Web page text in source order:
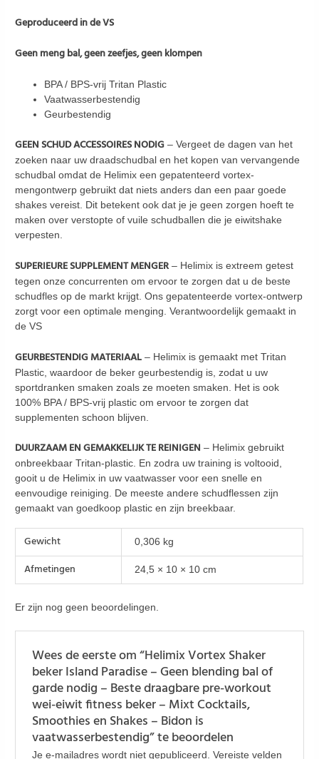
Geproduceerd in de VS
Geen meng bal, geen zeefjes, geen klompen
BPA / BPS-vrij Tritan Plastic
Vaatwasserbestendig
Geurbestendig
GEEN SCHUD ACCESSOIRES NODIG – Vergeet de dagen van het
zoeken naar uw draadschudbal en het kopen van vervangende
schudbal omdat de Helimix een gepatenteerd vortex-
mengontwerp gebruikt dat niets anders dan een paar goede
shakes vereist. Dit betekent ook dat je je geen zorgen hoeft te
maken over verstopte of vuile schudballen die je eiwitshake
verpesten.
SUPERIEURE SUPPLEMENT MENGER – Helimix is extreem getest
tegen onze concurrenten om ervoor te zorgen dat u de beste
schudfles op de markt krijgt. Ons gepatenteerde vortex-ontwerp
zorgt voor een optimale menging. Verantwoordelijk gemaakt in
de VS
GEURBESTENDIG MATERIAAL – Helimix is gemaakt met Tritan
Plastic, waardoor de beker geurbestendig is, zodat u uw
sportdranken smaken zoals ze moeten smaken. Het is ook
100% BPA / BPS-vrij plastic om ervoor te zorgen dat
supplementen schoon blijven.
DUURZAAM EN GEMAKKELIJK TE REINIGEN – Helimix gebruikt
onbreekbaar Tritan-plastic. En zodra uw training is voltooid,
gooit u de Helimix in uw vaatwasser voor een snelle en
eenvoudige reiniging. De meeste andere schudflessen zijn
gemaakt van goedkoop plastic en zijn breekbaar.
Gewicht 0,306 kg
Afmetingen 24,5 × 10 × 10 cm
Er zijn nog geen beoordelingen.
Wees de eerste om “Helimix Vortex Shaker
beker Island Paradise – Geen blending bal of
garde nodig – Beste draagbare pre-workout
wei-eiwit fitness beker – Mixt Cocktails,
Smoothies en Shakes – Bidon is
vaatwasserbestendig” te beoordelen
Je e-mailadres wordt niet gepubliceerd. Vereiste velden